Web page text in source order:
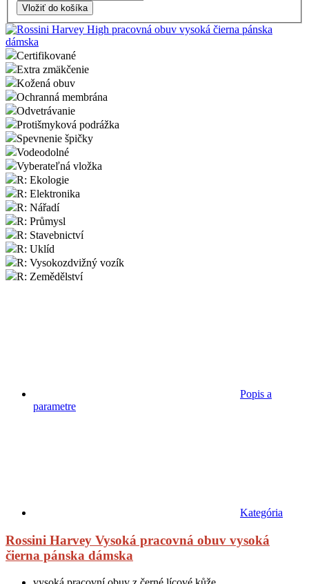
Vložiť do košíka
Certifikované
Extra zmäkčenie
Kožená obuv
Ochranná membrána
Odvetrávanie
Protišmyková podrážka
Spevnenie špičky
Vodeodolné
Vyberateľná vložka
R: Ekologie
R: Elektronika
R: Nářadí
R: Průmysl
R: Stavebnictví
R: Uklíd
R: Vysokozdvižný vozík
R: Zemědělství
Popis a
parametre
Kategória
Rossini Harvey Vysoká pracovná obuv vysoká
čierna pánska dámska